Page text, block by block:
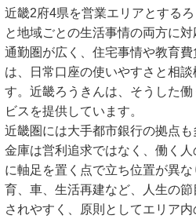
近畿2府4県を営業エリアとする
と地域ごとの生活事情の両方に対
通勤圏が広く、住宅事情や教育
は、日常口座の使いやすさと相
す。近畿ろうきんは、そうした
ビスを提供しています。
近畿圏には大手都市銀行の拠点
金庫は営利追求ではなく、働く
に軸足を置く点で立ち位置が異
育、車、生活再建など、人生の
されやすく、原則としてエリア